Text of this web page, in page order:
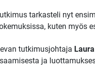
tarkasteli nyt
kuten myös
tutkimusjohtaja
ja